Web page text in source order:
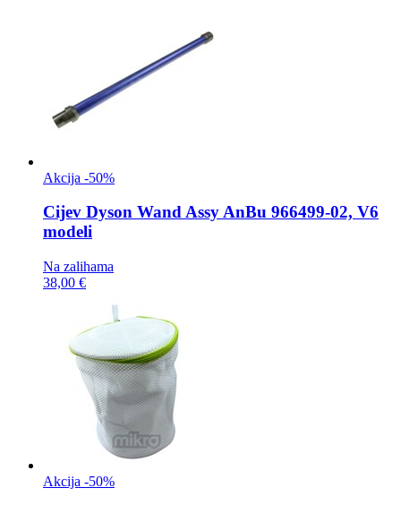
Akcija -50%
Cijev Dyson Wand Assy AnBu 966499-02, V6
modeli
Na zalihama
38,00 €
Akcija -50%